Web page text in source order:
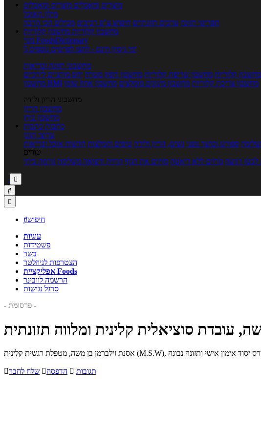
מוצרים ומאכלים מוצרים ומאכלים
מילון האוכל
תפריטי תזונה ערכים תזונתיים חיפוש ע"פ רכיבים מכילים הכי הרבה
מחשבון קלוריות מחשבון קלוריות
מנוי FoodsDictionary
5 ימי ניסיון חינם - לחצו לפרטים נוספים
מחשבוני תזונה ובריאות
מחשבון קלוריות מחשבון שריפת קלוריות מחשבון דופק מטרה יחס מותניים לירכיים
מחשבון BMI
מחשבון צריכת קלוריות מחשבון מינונים מומלצים מחשבון אחוז שומן
מחשבוני הריון ולידה
מחשבון הריון
מחשבון ביוץ
כתבות כתבות
ערוצי תוכן
ספורט וכושר גופני נשים, הריון ולידה טיפים והמלצות חדשות אוכל ובריאות
טורים
לבטן רגועה מרזים ללא דיאטה מזיזים את הגוף הרזיה ורפואה משלימה גורמה ביתי



חיפוש
עוגיות
פשטידות
בשר
הצטרפות לניוזלטר
אפליקציית Foods
הרשמה לוובינר
סרגל נגישות
- פרסומת -
עובדת סוציאלית קלינית ומלווה תזונתית
שלח לחבר הדפסה  תגובות